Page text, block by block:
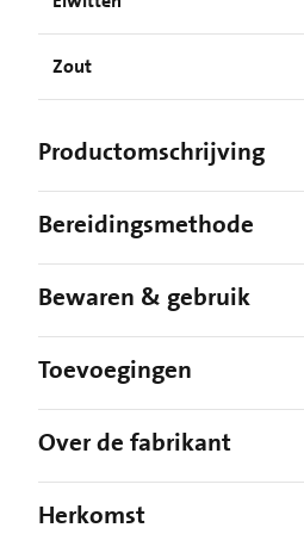
Zout
Productomschrijving
Bereidingsmethode
Bewaren & gebruik
Toevoegingen
Over de fabrikant
Herkomst